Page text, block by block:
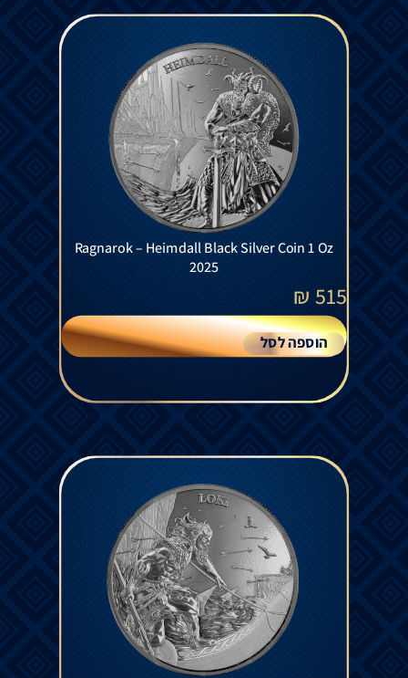
Ragnarok – Heimdall Black Silver Coin 1 Oz
2025
515
₪
הוספה לסל